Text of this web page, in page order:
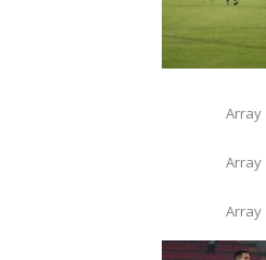
Array
Array
Array